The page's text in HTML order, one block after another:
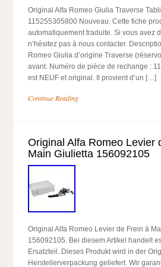
Original Alfa Romeo Giulia Traverse
115255305800 Nouveau. Cette fiche
automatiquement traduite. Si vous avez
n’hésitez pas à nous contacter.
Romeo Giulia d’origine Traverse
avant. Numéro de pièce de rechange :
est NEUF et original. Il provient d’un […]
Continue Reading
Original Alfa Romeo Levier
Main Giulietta 156092105
Original Alfa Romeo Levier de Frein à
156092105. Bei diesem Artikel handelt
Ersatzteil. Dieses Produkt wird in der
Herstellerverpackung geliefert. Wir